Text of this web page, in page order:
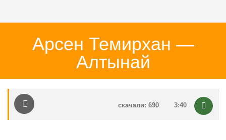
Арсен Темирхан —
Алтынай
3:40
скачали: 690